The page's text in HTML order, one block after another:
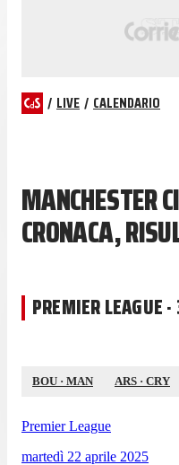
/ LIVE / CALENDARIO
MANCHESTER
CRONACA,
PREMIER LEAGUE
BOU · MAN ARS · CRY
Premier League
martedì 22 aprile 2025